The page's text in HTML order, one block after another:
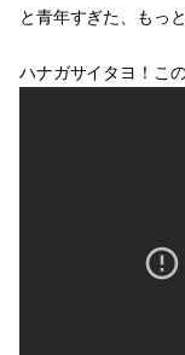
と青年すぎた、もっ
ハナガサイタヨ！こ